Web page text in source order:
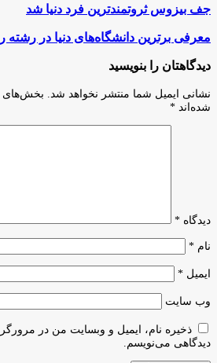
جف
ثروتمندترین
فرد
شد
جف بیزوس ثروتمندترین فرد دنیا شد
معرفی
دانشگاه‌های
در
رشته
معرفی برترین دانشگاه‌های دنیا در رشته
دیدگاهتان را بنویسید
نشانی ایمیل شما منتشر نخواهد شد.
بخش‌های
شده‌اند *
دیدگاه *
نام *
ایمیل *
وب‌ سایت
ذخیره نام، ایمیل و وبسایت من در
دیدگاهی می‌نویسم.